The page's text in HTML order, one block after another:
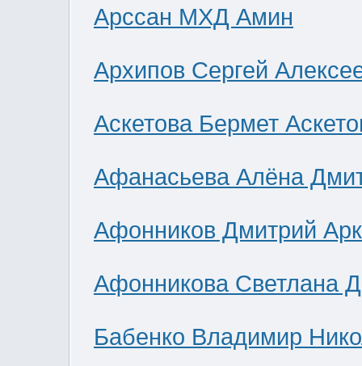
Арссан МХД Амин
Архипов Сергей
Аскетова Бермет
Афанасьева Алёна
Афонников Дмитрий
Афонникова Светлана
Бабенко Владимир